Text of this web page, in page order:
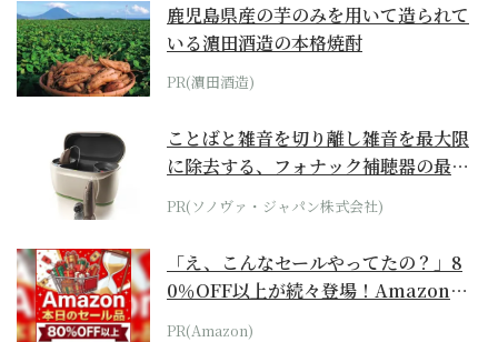
鹿児島県産の芋のみを用いて造られて
いる濵田酒造の本格焼酎
PR(濵田酒造)
ことばと雑音を切り離し雑音を最大限
に除去する、フォナック補聴器の最上
位モデル
PR(ソノヴァ・ジャパン株式会社)
「え、こんなセールやってたの？」8
0％OFF以上が続々登場！Amazonの
本気が...
PR(Amazon)